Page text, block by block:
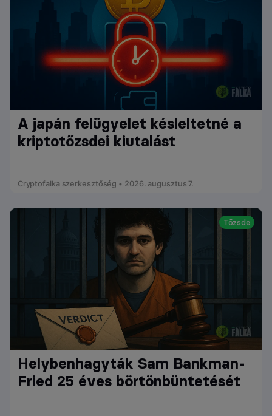
A japán felügyelet késleltetné a
kriptotőzsdei kiutalást
Cryptofalka szerkesztőség • 2026. augusztus 7.
Tőzsde
Helybenhagyták Sam Bankman-
Fried 25 éves börtönbüntetését